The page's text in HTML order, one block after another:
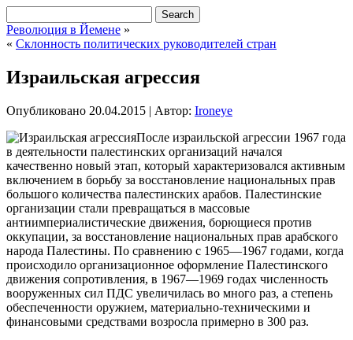
Революция в Йемене »
« Склонность политических руководителей стран
Израильская агрессия
Опубликовано 20.04.2015 | Автор: Ironeye
После израильской агрессии 1967 года
в деятельности палестинских организаций начался
качественно новый этап, который характеризовался активным
включением в борьбу за восстановление национальных прав
большого количества палестинских арабов. Палестинские
организации стали превращаться в массовые
антиимпериалистические движения, борющиеся против
оккупации, за восстановление национальных прав арабского
народа Палестины. По сравнению с 1965—1967 годами, когда
происходило организационное оформление Палестинского
движения сопротивления, в 1967—1969 годах численность
вооруженных сил ПДС увеличилась во много раз, а степень
обеспеченности оружием, материально-техническими и
финансовыми средствами возросла примерно в 300 раз.